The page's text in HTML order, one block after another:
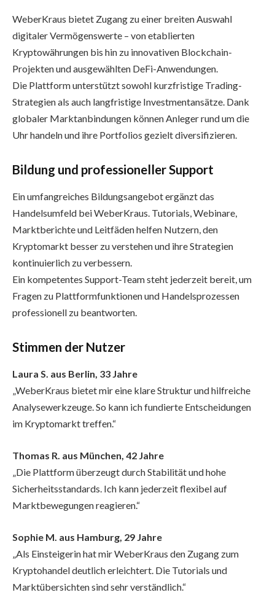
WeberKraus bietet Zugang zu einer breiten Auswahl
digitaler Vermögenswerte – von etablierten
Kryptowährungen bis hin zu innovativen Blockchain-
Projekten und ausgewählten DeFi-Anwendungen.
Die Plattform unterstützt sowohl kurzfristige Trading-
Strategien als auch langfristige Investmentansätze. Dank
globaler Marktanbindungen können Anleger rund um die
Uhr handeln und ihre Portfolios gezielt diversifizieren.
Bildung und professioneller Support
Ein umfangreiches Bildungsangebot ergänzt das
Handelsumfeld bei WeberKraus. Tutorials, Webinare,
Marktberichte und Leitfäden helfen Nutzern, den
Kryptomarkt besser zu verstehen und ihre Strategien
kontinuierlich zu verbessern.
Ein kompetentes Support-Team steht jederzeit bereit, um
Fragen zu Plattformfunktionen und Handelsprozessen
professionell zu beantworten.
Stimmen der Nutzer
Laura S. aus Berlin, 33 Jahre
„WeberKraus bietet mir eine klare Struktur und hilfreiche
Analysewerkzeuge. So kann ich fundierte Entscheidungen
im Kryptomarkt treffen.“
Thomas R. aus München, 42 Jahre
„Die Plattform überzeugt durch Stabilität und hohe
Sicherheitsstandards. Ich kann jederzeit flexibel auf
Marktbewegungen reagieren.“
Sophie M. aus Hamburg, 29 Jahre
„Als Einsteigerin hat mir WeberKraus den Zugang zum
Kryptohandel deutlich erleichtert. Die Tutorials und
Marktübersichten sind sehr verständlich.“